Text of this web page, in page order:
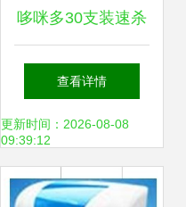
哆咪多30支装速杀
性蚊蝇香王 高效驱
蚊，厂家热线直达
查看详情
更新时间：2026-08-08
09:39:12